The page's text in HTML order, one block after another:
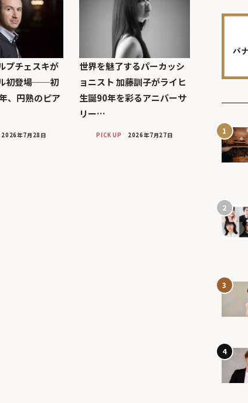
プチェスキが
初登場──初
、円熟のピア
2026年7月28日
世界を魅了するパーカッシ
ョニスト 加藤訓子がライヒ
生誕90年を彩るアニバーサ
リー…
PICK UP 2026年7月27日